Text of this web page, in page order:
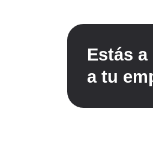
Estás
a tu